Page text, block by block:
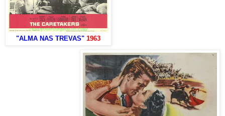
"ALMA NAS TREVAS" 1963